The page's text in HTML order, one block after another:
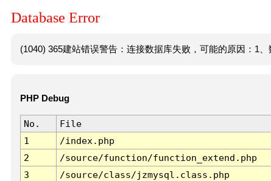
Database Error
(1040) 365建站错误警告：连接数据库失败，可能的原因：1
PHP Debug
No. File
1
/index.php
2
/source/function/function_extend.php
3
/source/class/jzmysql.class.php